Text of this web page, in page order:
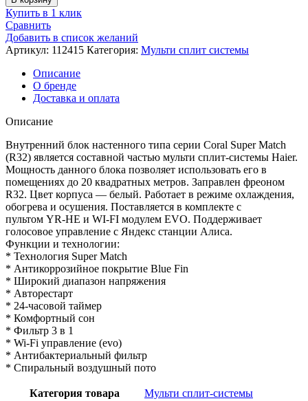
Настенный
внутренний
блок
мульти
сплит-
системы,
Haier
AS25PS2HRA-
Купить в 1 клик
Сравнить
Добавить в список желаний
Артикул: 112415 Категория: Мульти сплит системы
Описание
О бренде
Доставка и оплата
Описание
Внутренний блок настенного типа серии Coral Super Match
(R32) является составной частью мульти сплит-системы Haier.
Мощность данного блока позволяет использовать его в
помещениях до 20 квадратных метров. Заправлен фреоном
R32. Цвет корпуса — белый. Работает в режиме охлаждения,
обогрева и осушения. Поставляется в комплекте с
пультом YR-HE и WI-FI модулем EVO. Поддерживает
голосовое управление с Яндекс станции Алиса.
Функции и технологии:
* Технология Super Match
* Антикоррозийное покрытие Blue Fin
* Широкий диапазон напряжения
* Авторестарт
* 24-часовой таймер
* Комфортный сон
* Фильтр 3 в 1
* Wi-Fi управление (evo)
* Антибактериальный фильтр
* Спиральный воздушный пото
Категория товара
Мульти сплит-системы